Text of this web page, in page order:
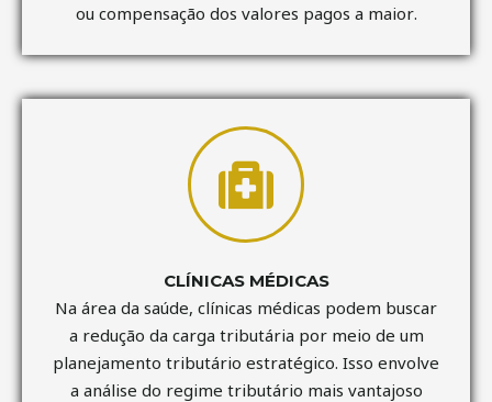
ou compensação dos valores pagos a maior.
CLÍNICAS MÉDICAS
Na área da saúde, clínicas médicas podem buscar
a redução da carga tributária por meio de um
planejamento tributário estratégico. Isso envolve
a análise do regime tributário mais vantajoso